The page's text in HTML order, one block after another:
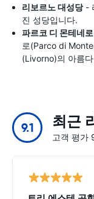
리보르노 대성당-
진 성당입니다.
파르코 디 몬테네
로(Parco di
(Livorno)의 아름
9.1 최근
고객 평가